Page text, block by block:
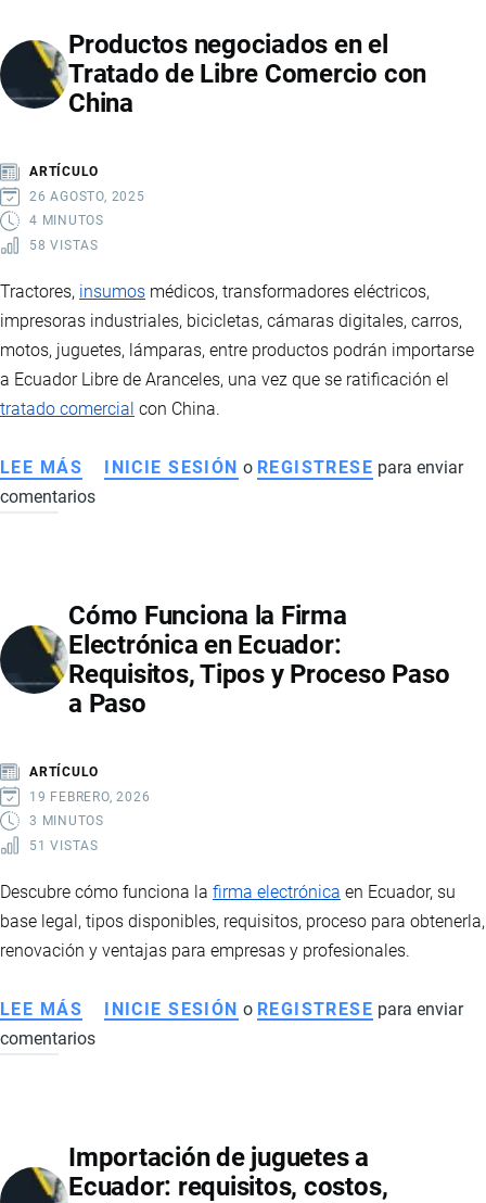
CÓMO
IMPORTAR
ROPA,
CALZADO
Productos negociados en el
Tratado de Libre Comercio con
China
ARTÍCULO
26 AGOSTO, 2025
4 MINUTOS
58 VISTAS
Tractores, insumos médicos, transformadores eléctricos,
impresoras industriales, bicicletas, cámaras digitales, carros,
motos, juguetes, lámparas, entre productos podrán importarse
a Ecuador Libre de Aranceles, una vez que se ratificación el
tratado comercial con China.
LEE MÁS SOBRE
PRODUCTOS
TRATADO
DE
LIBRE
COMERCIO
INICIE SESIÓN o REGISTRESE para enviar
comentarios
Cómo Funciona la Firma
Electrónica en Ecuador:
Requisitos, Tipos y Proceso Paso
a Paso
ARTÍCULO
19 FEBRERO, 2026
3 MINUTOS
51 VISTAS
Descubre cómo funciona la firma electrónica en Ecuador, su
base legal, tipos disponibles, requisitos, proceso para obtenerla,
renovación y ventajas para empresas y profesionales.
LEE MÁS SOBRE
CÓMO
ELECTRÓNICA
EN
INICIE SESIÓN o REGISTRESE para enviar
comentarios
Importación de juguetes a
Ecuador: requisitos, costos,